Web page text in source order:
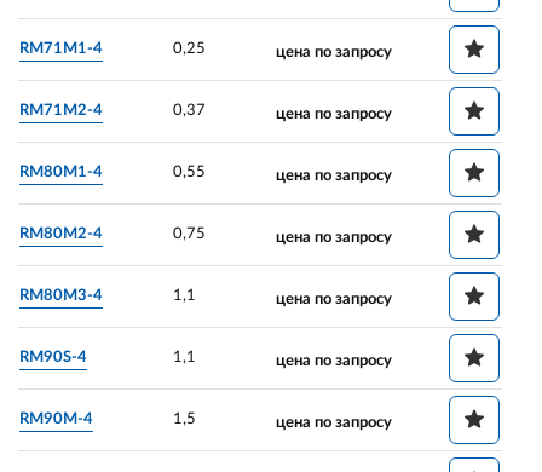
RM71M1-4 0,25 цена по запросу
RM71M2-4 0,37 цена по запросу
RM80M1-4 0,55 цена по запросу
RM80M2-4 0,75 цена по запросу
RM80M3-4 1,1 цена по запросу
RM90S-4 1,1 цена по запросу
RM90M-4 1,5 цена по запросу